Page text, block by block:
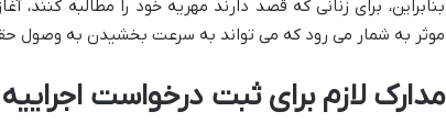
بنابراین، برای زنانی که قصد دارند مهریه خود را مطالبه کنند،
موثر به شمار می رود که می تواند به سرعت بخشیدن به وصول
مدارک لازم برای ثبت درخواست